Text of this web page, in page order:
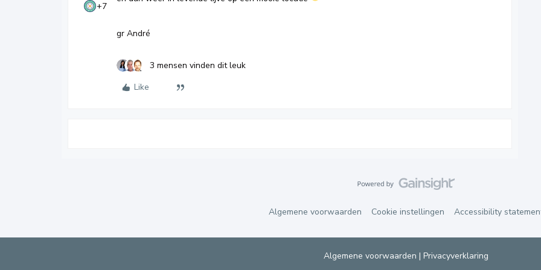
+7
gr André
3 mensen vinden dit leuk
Like
Algemene voorwaarden Cookie instellingen Accessibility
Algemene voorwaarden | Privacyverklaring